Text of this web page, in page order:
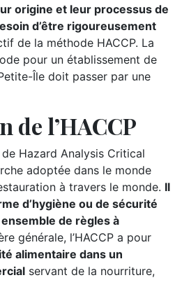
origine et leur processus de
d’être rigoureusement
de la méthode HACCP. La
pour un établissement de
Île doit passer par une
de l’HACCP
de Hazard Analysis Critical
adoptée dans le monde
à travers le monde. Il
d’hygiène ou de sécurité
de règles à
générale, l’HACCP a pour
alimentaire dans un
servant de la nourriture,